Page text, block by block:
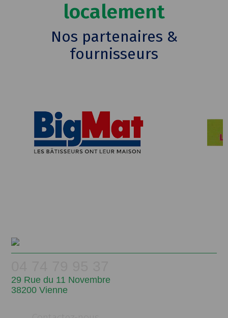
localement
Nos partenaires &
fournisseurs
29 Rue du 11 Novembre
38200 Vienne